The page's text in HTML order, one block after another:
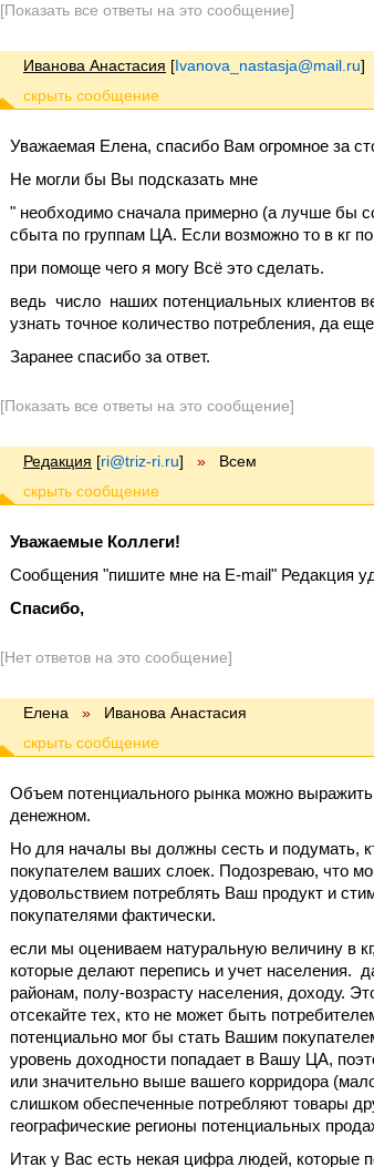
[Показать все ответы на это сообщение]
Иванова Анастасия [Ivanova_nastasja@mail.ru]
Уважаемая Елена, спасибо Вам огромное за
Не могли бы Вы подсказать мне
" необходимо сначала примерно (а лучше бы
сбыта по группам ЦА. Если возможно то в кг
при помоще чего я могу Всё это сделать.
ведь число наших потенциальных клиентов
узнать точное количество потребления, да еще
Заранее спасибо за ответ.
[Показать все ответы на это сообщение]
Редакция [ri@triz-ri.ru] » Всем
Уважаемые Коллеги!
Сообщения "пишите мне на E-mail" Редакция
Спасибо,
[Нет ответов на это сообщение]
Елена » Иванова Анастасия
Объем потенциального рынка можно
денежном.
Но для началы вы должны сесть и подумать,
покупателем ваших слоек. Подозреваю, что
удовольствием потреблять Ваш продукт и
покупателями фактически.
если мы оцениваем натуральную величину в
которые делают перепись и учет населения.
районам, полу-возрасту населения, доходу.
отсекайте тех, кто не может быть
потенциально мог бы стать Вашим
уровень доходности попадает в Вашу ЦА,
или значительно выше вашего корридора
слишком обеспеченные потребляют товары
географические регионы потенциальных
Итак у Вас есть некая цифра людей, которые